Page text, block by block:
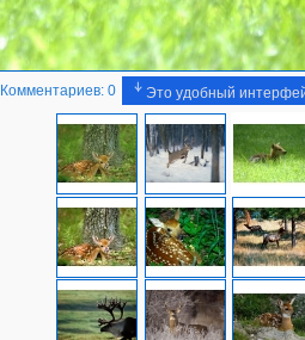
Комментариев: 0 Это удобный